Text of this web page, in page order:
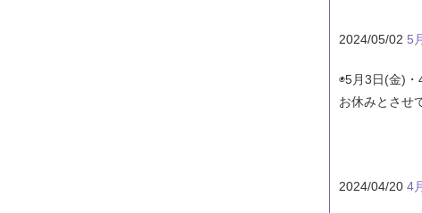
2024/05/02 5
◉5月3日(金)
お休みとさせ
2024/04/20 4